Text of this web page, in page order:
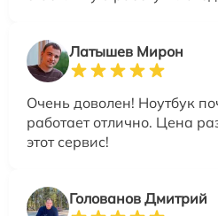
Латышев Мирон
Очень доволен! Ноутбук
работает отлично. Цена
этот сервис!
Голованов Дмитрий